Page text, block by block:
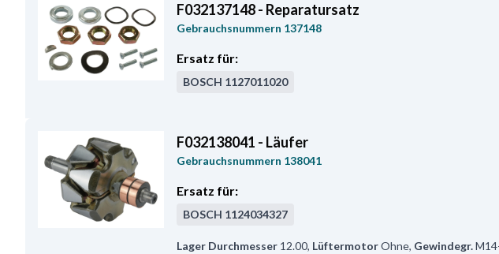
F032137148 - Reparatursatz
Gebrauchsnummern 137148
Ersatz für:
BOSCH 1127011020
F032138041 - Läufer
Gebrauchsnummern 138041
Ersatz für:
BOSCH 1124034327
Lager Durchmesser 12.00, LüftermotorOhne, Gewindegr.